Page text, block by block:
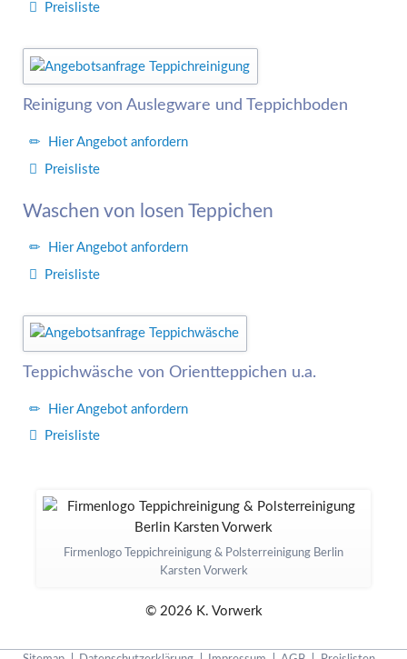
Preisliste
Reinigung von Auslegware und Teppichboden
Hier Angebot anfordern
Preisliste
Waschen von losen Teppichen
Hier Angebot anfordern
Preisliste
Teppichwäsche von Orientteppichen u.a.
Hier Angebot anfordern
Preisliste
Firmenlogo Teppichreinigung & Polsterreinigung Berlin
Karsten Vorwerk
© 2026 K. Vorwerk